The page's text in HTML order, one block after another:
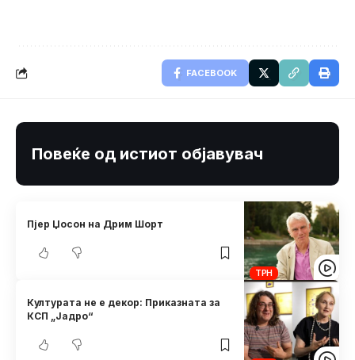
FACEBOOK
Повеќе од истиот објавувач
ТРН
Пјер Џосон на Дрим Шорт
Културата не е декор: Приказната за
КСП „Јадро“